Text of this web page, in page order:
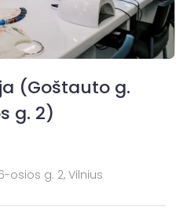
(Goštauto g.
g. 2)
osios g. 2, Vilnius